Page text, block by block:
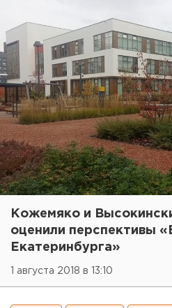
Кожемяко и
оценили перспективы
Екатеринбурга»
1 августа 2018 в 13:10